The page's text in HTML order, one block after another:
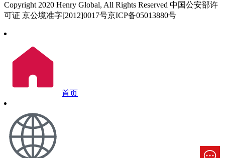
Copyright 2020 Henry Global, All Rights Reserved 中国公安部许
可证 京公境准字[2012]0017号京ICP备05013880号
首页